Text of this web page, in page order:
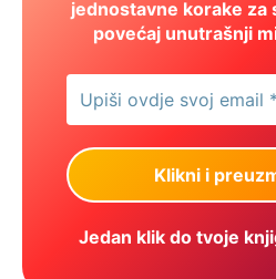
jednostavne korake za
povećaj unutrašnji
Jedan klik do tvoje